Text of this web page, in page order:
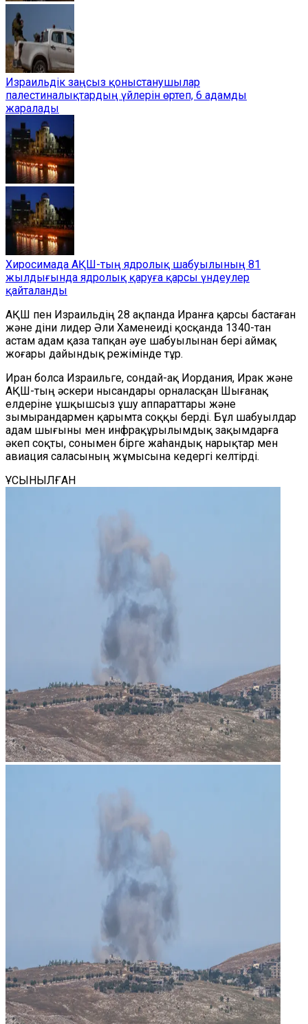
Израильдік заңсыз қоныстанушылар
палестиналықтардың үйлерін өртеп, 6 адамды
жаралады
Хиросимада АҚШ-тың ядролық шабуылының 81
жылдығында ядролық қаруға қарсы үндеулер
қайталанды
АҚШ пен Израильдің 28 ақпанда Иранға қарсы бастаған
және діни лидер Әли Хаменеиді қосқанда 1340-тан
астам адам қаза тапқан әуе шабуылынан бері аймақ
жоғары дайындық режімінде тұр.
Иран болса Израильге, сондай-ақ Иордания, Ирак және
АҚШ-тың әскери нысандары орналасқан Шығанақ
елдеріне ұшқышсыз ұшу аппараттары және
зымырандармен қарымта соққы берді. Бұл шабуылдар
адам шығыны мен инфрақұрылымдық зақымдарға
әкеп соқты, сонымен бірге жаһандық нарықтар мен
авиация саласының жұмысына кедергі келтірді.
ҰСЫНЫЛҒАН